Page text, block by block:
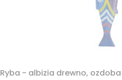
Ryba - albizia drewno,